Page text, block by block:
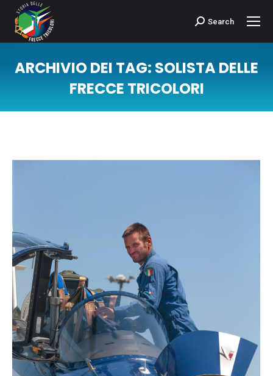
Cerca:Search
ARCHIVIO DEI TAG: SOLISTA DELLE
FRECCE TRICOLORI